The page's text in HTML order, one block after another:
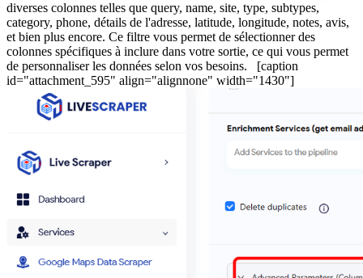
diverses colonnes telles que query, name, site, type, subtypes,
category, phone, détails de l'adresse, latitude, longitude, notes, avis,
et bien plus encore. Ce filtre vous permet de sélectionner des
colonnes spécifiques à inclure dans votre sortie, ce qui vous permet
de personnaliser les données selon vos besoins. [caption
id="attachment_595" align="alignnone" width="1430"]